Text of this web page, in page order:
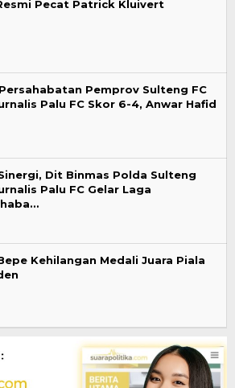
Pecat Patrick Kluivert
Pemprov Sulteng FC
Palu FC Skor 6-4, Anwar Hafid
Dit Binmas Polda Sulteng
Palu FC Gelar Laga
Kehilangan Medali Juara Piala